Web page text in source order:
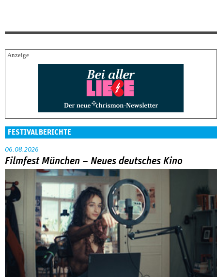
FESTIVALBERICHTE
06.08.2026
Filmfest München – Neues deutsches Kino